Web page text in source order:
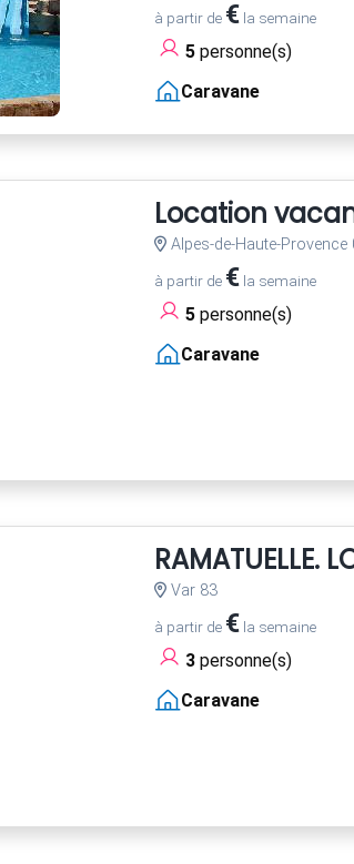
à partir de €la semaine
5personne(s)
Caravane
Location
Alpes-de-Haute-Provence
à partir de €la semaine
5personne(s)
Caravane
RAMATUELLE.
Var 83
à partir de €la semaine
3personne(s)
Caravane